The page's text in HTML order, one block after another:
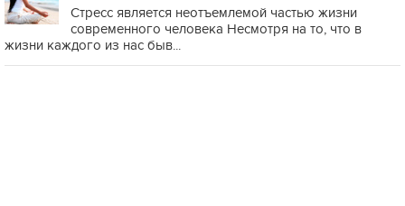
Стресс является неотъемлемой частью жизни
современного человека Несмотря на то, что в
жизни каждого из нас быв...